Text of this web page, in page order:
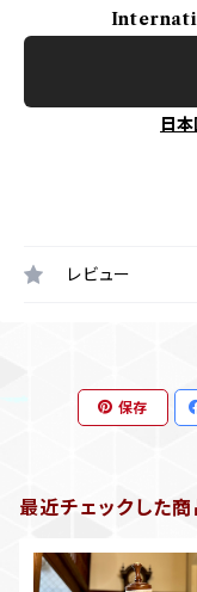
日
レビュー
保存
最近チェックした商